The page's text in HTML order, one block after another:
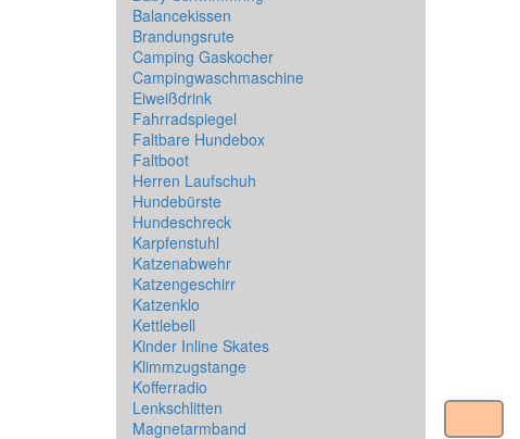
Balancekissen
Brandungsrute
Camping Gaskocher
Campingwaschmaschine
Eiweißdrink
Fahrradspiegel
Faltbare Hundebox
Faltboot
Herren Laufschuh
Hundebürste
Hundeschreck
Karpfenstuhl
Katzenabwehr
Katzengeschirr
Katzenklo
Kettlebell
Kinder Inline Skates
Klimmzugstange
Kofferradio
Lenkschlitten
Magnetarmband